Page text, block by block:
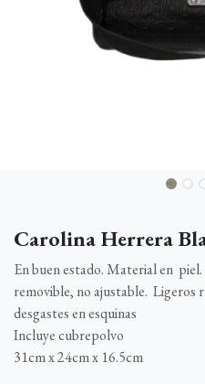
Carolina Herrera
En buen estado. Material en
removible, no ajustable. Ligeros
desgastes en esquinas
Incluye cubrepolvo
31cm x 24cm x 16.5cm